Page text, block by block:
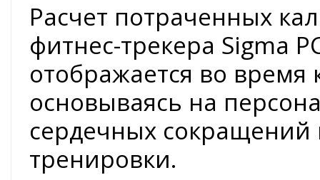
Расчет потраченных
фитнес-трекера Sigma
отображается во
основываясь на
сердечных
тренировки.